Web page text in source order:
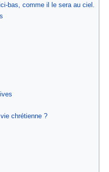
bas, comme il le sera au ciel.
chrétienne ?